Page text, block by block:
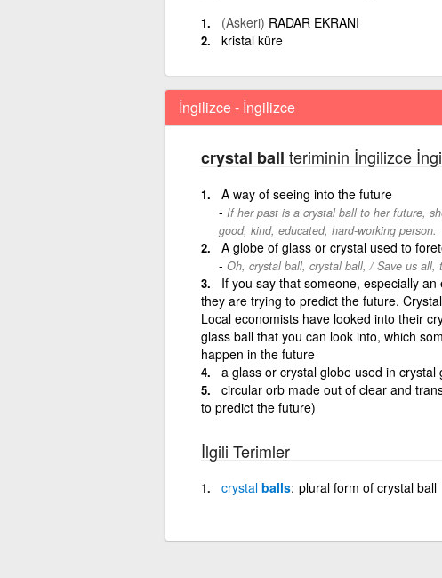
(Askeri) RADAR EKRANI
kristal küre
İngilizce - İngilizce
crystal ball teriminin İngilizce
A way of seeing into the future
If her past is a crystal ball to her future,
good, kind, educated, hard-working person.
A globe of glass or crystal used to
Oh, crystal ball, crystal ball, / Save us
If you say that someone, especially
they are trying to predict the future.
Local economists have looked into their
glass ball that you can look into, which
happen in the future
a glass or crystal globe used in crystal
circular orb made out of clear and
to predict the future)
İlgili Terimler
crystalballs plural form of crystal ball